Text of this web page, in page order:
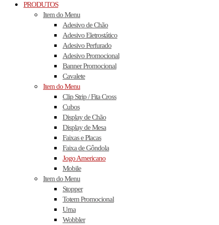
PRODUTOS
Item do Menu
Adesivo de Chão
Adesivo Eletrostático
Adesivo Perfurado
Adesivo Promocional
Banner Promocional
Cavalete
Item do Menu
Clip Strip / Fita Cross
Cubos
Display de Chão
Display de Mesa
Faixas e Placas
Faixa de Gôndola
Jogo Americano
Mobile
Item do Menu
Stopper
Totem Promocional
Urna
Wobbler